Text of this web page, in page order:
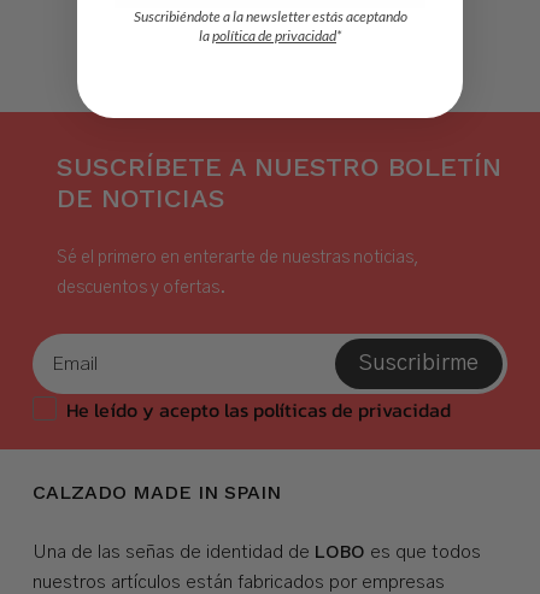
SUSCRÍBETE A NUESTRO BOLETÍN
DE NOTICIAS
Sé el primero en enterarte de nuestras noticias,
descuentos y ofertas.
Suscribirme
He leído y acepto las políticas de privacidad
CALZADO MADE IN SPAIN
Una de las señas de identidad de LOBO es que todos
nuestros artículos están fabricados por empresas
Suscribiéndote a la newsletter estás aceptando
lapolítica de privacidad*